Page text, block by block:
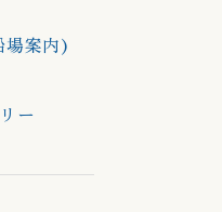
場案内)
ー